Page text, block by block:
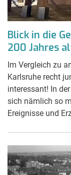
Blick in die
200 Jahres
Im Vergleich zu
Karlsruhe recht
interessant! In
sich nämlich so
Ereignisse und